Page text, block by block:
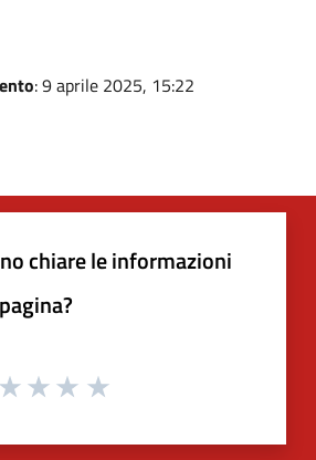
: 9 aprile 2025, 15:22
chiare le informazioni